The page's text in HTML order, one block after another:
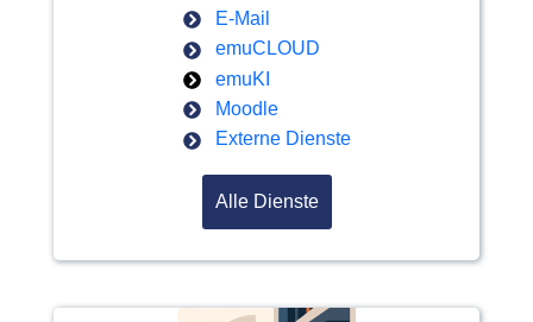
E-Mail
emuCLOUD
emuKI
Moodle
Externe Dienste
Alle Dienste